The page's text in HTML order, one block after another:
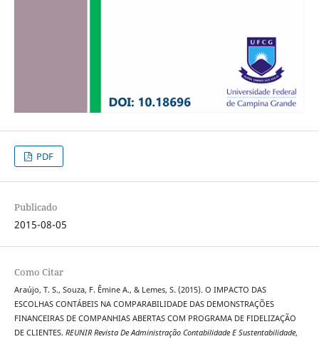
PDF
Publicado
2015-08-05
Como Citar
Araújo, T. S., Souza, F. Êmine A., & Lemes, S. (2015). O IMPACTO DAS
ESCOLHAS CONTÁBEIS NA COMPARABILIDADE DAS DEMONSTRAÇÕES
FINANCEIRAS DE COMPANHIAS ABERTAS COM PROGRAMA DE FIDELIZAÇÃO
DE CLIENTES. REUNIR Revista De Administração Contabilidade E Sustentabilidade,